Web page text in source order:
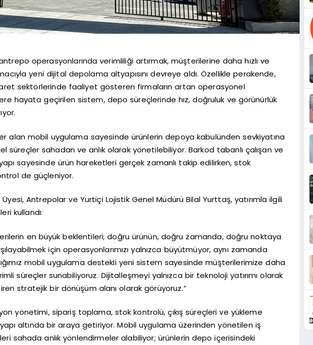
operasyonlarında verimliliği artırmak, müşterilerine daha hızlı ve
yeni dijital depolama altyapısını devreye aldı. Özellikle perakende,
sektörlerinde faaliyet gösteren firmaların artan operasyonel
hayata geçirilen sistem, depo süreçlerinde hız, doğruluk ve görünürlük
alan mobil uygulama sayesinde ürünlerin depoya kabulünden sevkiyatına
sahadan ve anlık olarak yönetilebiliyor. Barkod tabanlı çalışan ve
sayesinde ürün hareketleri gerçek zamanlı takip edilirken, stok
de güçleniyor.
Antrepolar ve Yurtiçi Lojistik Genel Müdürü Bilal Yurttaş, yatırımla ilgili
kullandı:
en büyük beklentileri; doğru ürünün, doğru zamanda, doğru noktaya
için operasyonlarımızı yalnızca büyütmüyor, aynı zamanda
mobil uygulama destekli yeni sistem sayesinde müşterilerimize daha
süreçler sunabiliyoruz. Dijitalleşmeyi yalnızca bir teknoloji yatırımı olarak
stratejik bir dönüşüm alanı olarak görüyoruz.”
yönetimi, sipariş toplama, stok kontrolü, çıkış süreçleri ve yükleme
altında bir araya getiriyor. Mobil uygulama üzerinden yönetilen iş
sahada anlık yönlendirmeler alabiliyor; ürünlerin depo içerisindeki